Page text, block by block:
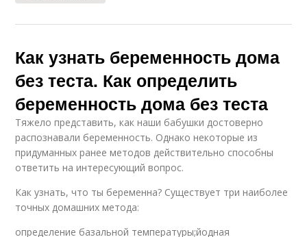
Как узнать беременность дома
без теста. Как определить
беременность дома без теста
Тяжело представить, как наши бабушки достоверно
распознавали беременность. Однако некоторые из
придуманных ранее методов действительно способны
ответить на интересующий вопрос.
Как узнать, что ты беременна? Существует три наиболее
точных домашних метода:
определение базальной температуры;йодная